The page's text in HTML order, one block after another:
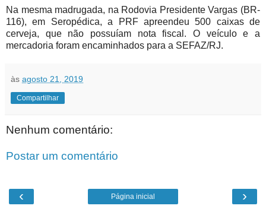
Na mesma madrugada, na Rodovia Presidente Vargas (BR-
116), em Seropédica, a PRF apreendeu 500 caixas de
cerveja, que não possuíam nota fiscal. O veículo e a
mercadoria foram encaminhados para a SEFAZ/RJ.
às agosto 21, 2019
Compartilhar
Nenhum comentário:
Postar um comentário
‹ ›
Página inicial